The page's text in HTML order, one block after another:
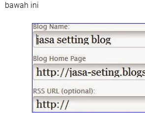
bawah ini